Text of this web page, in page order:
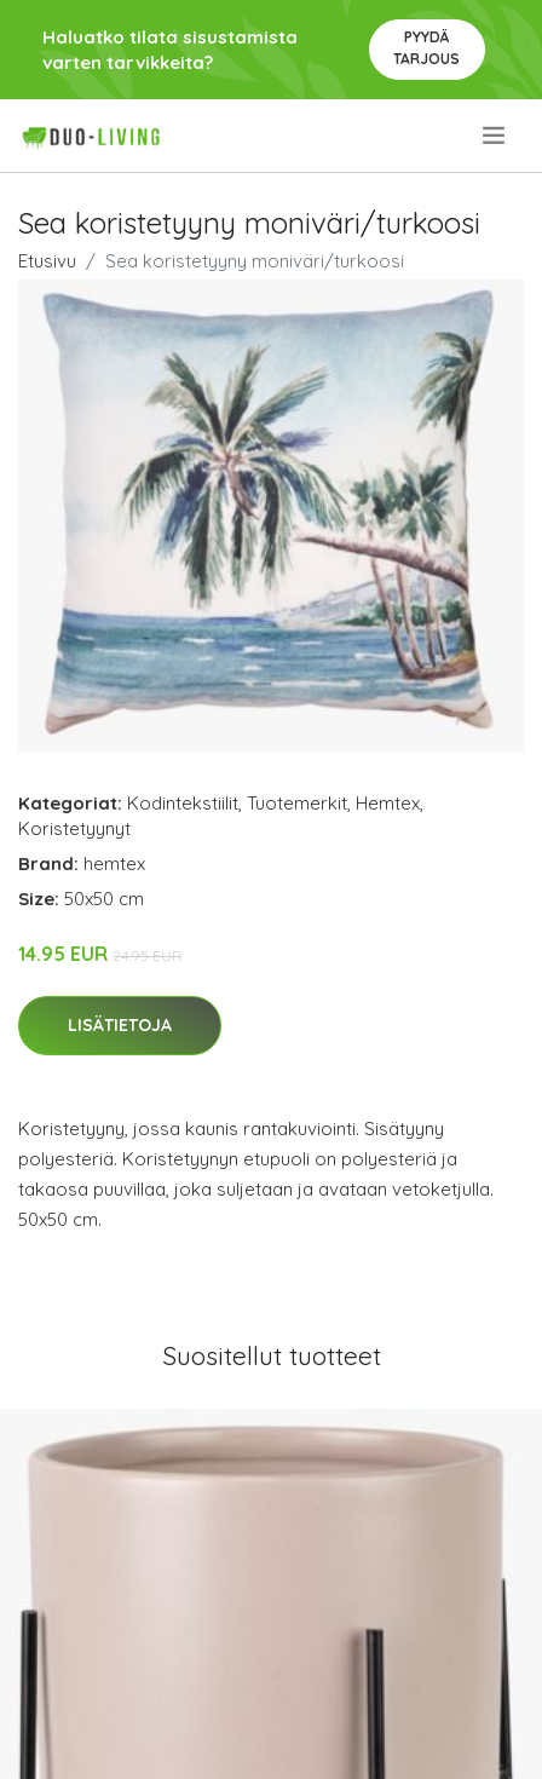
Haluatko tilata sisustamista
varten tarvikkeita?
PYYDÄ
TARJOUS
Sea koristetyyny moniväri/turkoosi
Etusivu Sea koristetyyny moniväri/turkoosi
Kategoriat: Kodintekstiilit Tuotemerkit Hemtex
Koristetyynyt
Brand: hemtex
Size: 50x50 cm
14.95 EUR 24.95 EUR
LISÄTIETOJA
Koristetyyny, jossa kaunis rantakuviointi. Sisätyyny
polyesteriä. Koristetyynyn etupuoli on polyesteriä ja
takaosa puuvillaa, joka suljetaan ja avataan vetoketjulla.
50x50 cm.
Suositellut tuotteet